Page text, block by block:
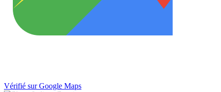
Vérifié sur Google Maps